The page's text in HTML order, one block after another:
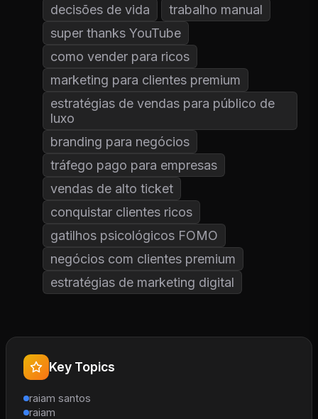
decisões de vida
trabalho manual
super thanks YouTube
como vender para ricos
marketing para clientes premium
estratégias de vendas para público de
luxo
branding para negócios
tráfego pago para empresas
vendas de alto ticket
conquistar clientes ricos
gatilhos psicológicos FOMO
negócios com clientes premium
estratégias de marketing digital
Key Topics
raiam santos
raiam